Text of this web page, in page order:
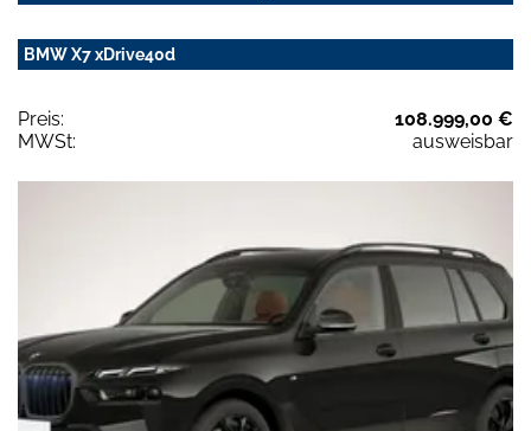
BMW X7 xDrive40d
Preis:
108.999,00 €
MWSt:
ausweisbar